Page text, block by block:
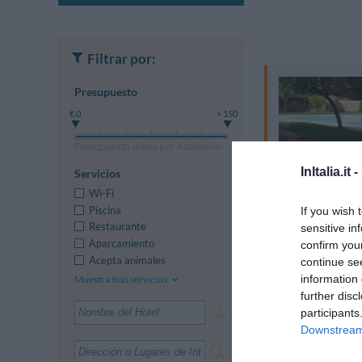
InItalia.it -
If you wish
sensitive
confirm
continue
information
further
Filtrar por:
Presupuesto
€ 0 > 150
Presupuesto diario por habitación
Servicios
Wi-Fi
Piscina
Restaurante
Aparcamiento
Acepta animales
Muestra más servicios